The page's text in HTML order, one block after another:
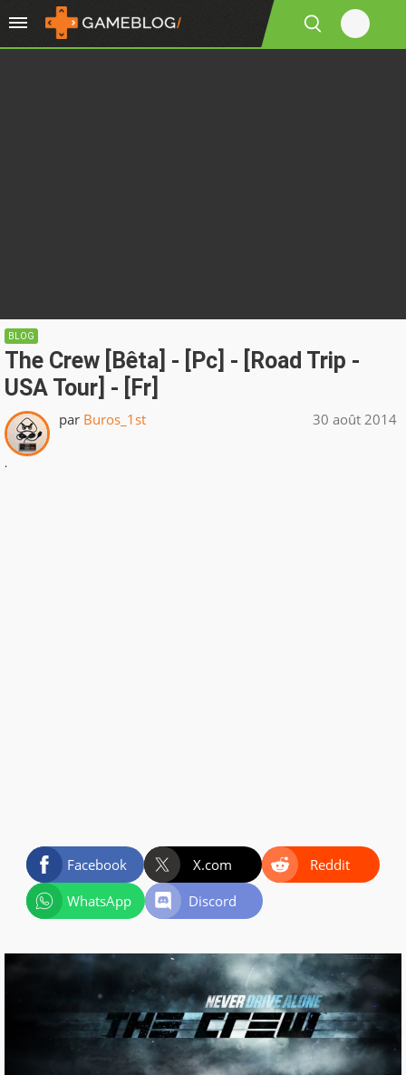
BLOG
The Crew [Bêta] - [Pc] - [Road Trip -
USA Tour] - [Fr]
par Buros_1st 30 août 2014
.
Facebook X.com
Reddit
WhatsApp
Discord